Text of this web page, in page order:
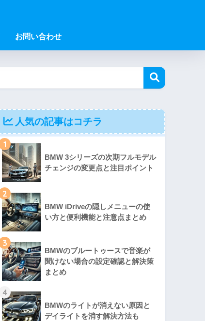
お問い合わせ
人気の記事はコチラ
1
BMW 3シリーズの次期フルモデル
チェンジの変更点と注目ポイント
2
BMW iDriveの隠しメニューの使
い方と便利機能と注意点まとめ
3
BMWのブルートゥースで音楽が
聞けない場合の設定確認と解決策
まとめ
4
BMWのライトが消えない原因と
デイライトを消す解決方法も